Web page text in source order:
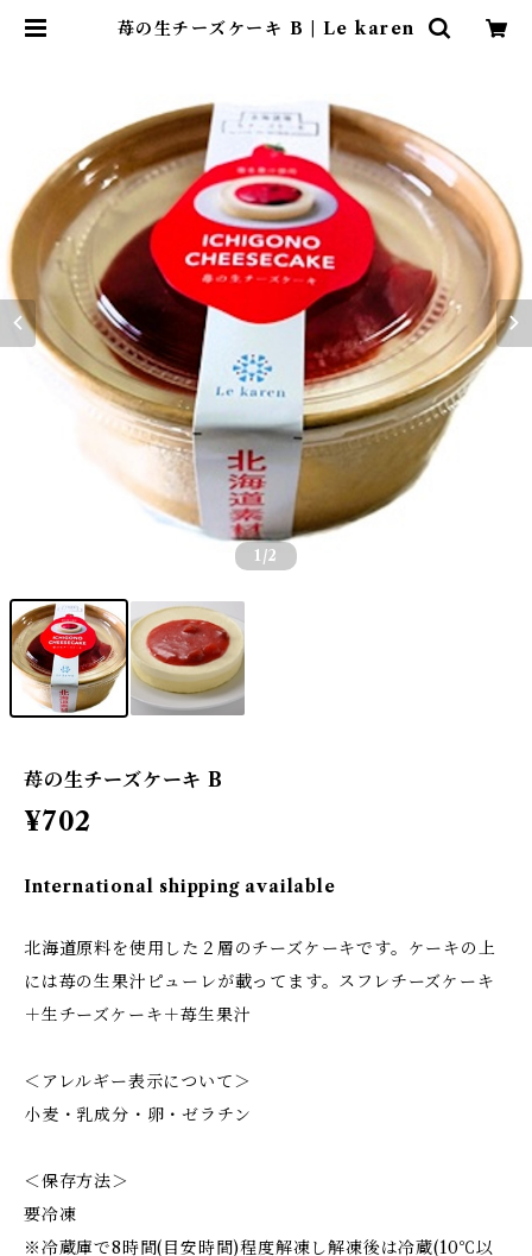
苺の生チーズケーキ B | Le karen
1 /2
苺の生チーズケーキ B
¥702
International shipping available
北海道原料を使用した２層のチーズケーキです。ケーキの上
には苺の生果汁ピューレが載ってます。スフレチーズケーキ
＋生チーズケーキ＋苺生果汁
＜アレルギー表示について＞
小麦・乳成分・卵・ゼラチン
＜保存方法＞
要冷凍
※冷蔵庫で8時間(目安時間)程度解凍し解凍後は冷蔵(10℃以